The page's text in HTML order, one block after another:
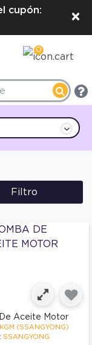
cupón:
×
0
Filtro
Aceite Motor
KGM (SSANGYONG)
SSANGYONG